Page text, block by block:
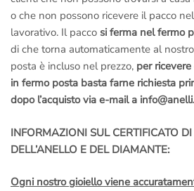
o che non possono ricevere il pacco
lavorativo. Il pacco si ferma nel fermo
di che torna automaticamente al
posta è incluso nel prezzo, per
in fermo posta basta farne richiesta
dopo l’acquisto via e-mail a
INFORMAZIONI SUL CERTIFICATO
DELL’ANELLO E DEL DIAMANTE:
Ogni nostro gioiello viene